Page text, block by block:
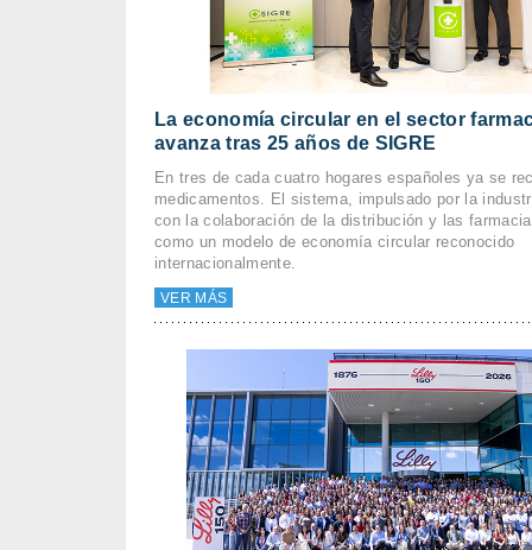
La economía circular en el sector
avanza tras 25 años de SIGRE
En tres de cada cuatro hogares españoles ya se
medicamentos. El sistema, impulsado por la
con la colaboración de la distribución y las
como un modelo de economía circular reconocido
internacionalmente.
VER MÁS